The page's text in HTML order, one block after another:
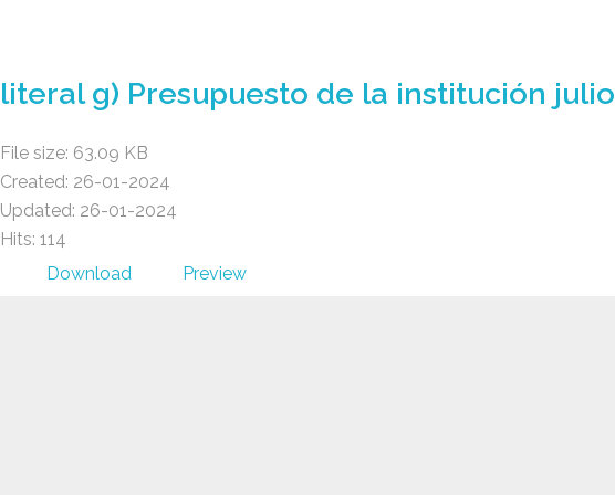
literal g) Presupuesto de la institución julio
File size: 63.09 KB
Created: 26-01-2024
Updated: 26-01-2024
Hits: 114
Download
Preview